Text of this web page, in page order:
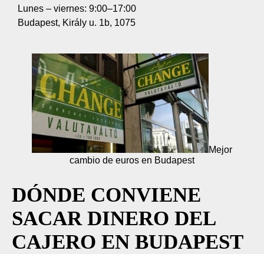
Lunes – viernes: 9:00–17:00
Budapest, Király u. 1b, 1075
Mejor
cambio de euros en Budapest
DÓNDE CONVIENE
SACAR DINERO DEL
CAJERO EN BUDAPEST